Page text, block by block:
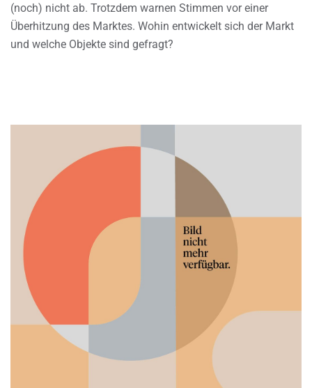
(noch) nicht ab. Trotzdem warnen Stimmen vor einer
Überhitzung des Marktes. Wohin entwickelt sich der Markt
und welche Objekte sind gefragt?